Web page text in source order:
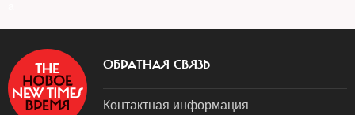
ОБРАТНАЯ СВЯЗЬ
Контактная информация